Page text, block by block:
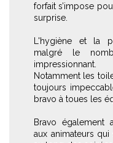
forfait s’impose
surprise.
L'hygiène et la
malgré le
impressionnant.
Notamment les
toujours
bravo à toues les
Bravo également
aux animateurs